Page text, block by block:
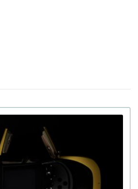
ціна та час польоту (фото)
штучний інтелект Gemini у
Siri за $1 млрд на рік
на яких не загубляться деталі:
Samsung Micro RGB
"Орєшнік" не дістає до Києва з
на дальність 5500 км
виявлено депресію, а у Gemini —